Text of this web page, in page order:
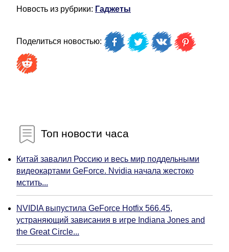
Новость из рубрики: Гаджеты
Поделиться новостью:
Топ новости часа
Китай завалил Россию и весь мир поддельными
видеокартами GeForce. Nvidia начала жестоко
мстить...
NVIDIA выпустила GeForce Hotfix 566.45,
устраняющий зависания в игре Indiana Jones and
the Great Circle...